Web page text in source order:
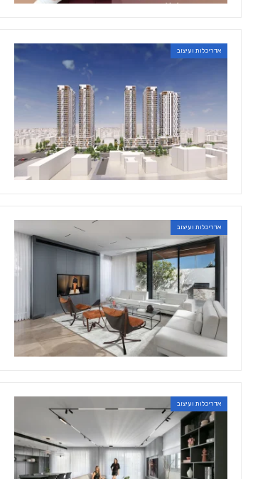
אדריכלות ועיצוב
אדריכלות ועיצוב
אדריכלות ועיצוב
גיל ששון – נדל"ן בצל הקורונה